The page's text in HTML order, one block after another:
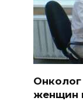
Онколог
женщин